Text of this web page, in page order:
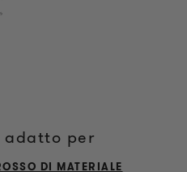
adatto per
DI MATERIALE